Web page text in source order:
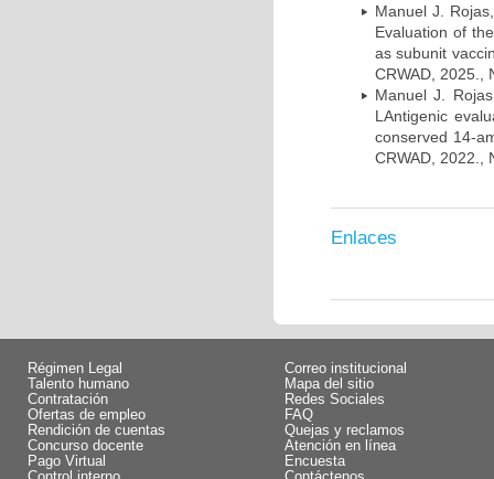
Manuel J.
Evaluation of
as subunit
CRWAD, 2025.,
Manuel J.
LAntigenic
conserved 14-
CRWAD, 2022.,
Enlaces
Régimen Legal
Talento humano
Contratación
Ofertas de empleo
Rendición de cuentas
Concurso docente
Pago Virtual
Correo institucional
Mapa del sitio
Redes Sociales
FAQ
Quejas y reclamos
Atención en línea
Encuesta